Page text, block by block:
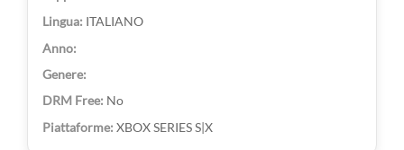
ITALIANO
No
XBOX SERIES S|X